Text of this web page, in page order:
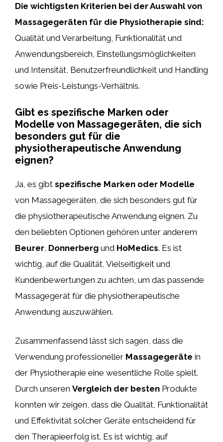
Die wichtigsten Kriterien bei der Auswahl von
Massagegeräten für die Physiotherapie sind:
Qualität und Verarbeitung, Funktionalität und
Anwendungsbereich, Einstellungsmöglichkeiten
und Intensität, Benutzerfreundlichkeit und Handling
sowie Preis-Leistungs-Verhältnis.
Gibt es spezifische Marken oder
Modelle von Massagegeräten, die sich
besonders gut für die
physiotherapeutische Anwendung
eignen?
Ja, es gibt spezifische Marken oder Modelle
von Massagegeräten, die sich besonders gut für
die physiotherapeutische Anwendung eignen. Zu
den beliebten Optionen gehören unter anderem
Beurer, Donnerberg und HoMedics. Es ist
wichtig, auf die Qualität, Vielseitigkeit und
Kundenbewertungen zu achten, um das passende
Massagegerät für die physiotherapeutische
Anwendung auszuwählen.
Zusammenfassend lässt sich sagen, dass die
Verwendung professioneller Massagegeräte in
der Physiotherapie eine wesentliche Rolle spielt.
Durch unseren Vergleich der besten Produkte
konnten wir zeigen, dass die Qualität, Funktionalität
und Effektivität solcher Geräte entscheidend für
den Therapieerfolg ist. Es ist wichtig, auf